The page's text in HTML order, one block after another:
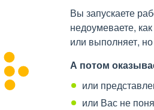
Вы запускаете
недоумеваете,
или выполняет,
А потом
или
или Вас не